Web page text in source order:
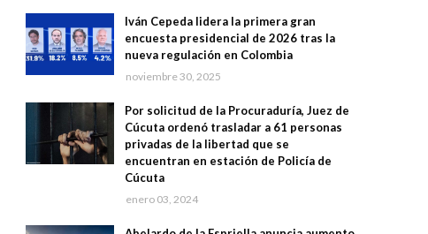
Iván Cepeda lidera la primera gran
encuesta presidencial de 2026 tras la
nueva regulación en Colombia
noviembre 30, 2025
Por solicitud de la Procuraduría, Juez de
Cúcuta ordenó trasladar a 61 personas
privadas de la libertad que se
encuentran en estación de Policía de
Cúcuta
enero 03, 2024